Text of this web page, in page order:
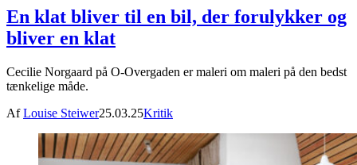
En klat bliver til en bil, der forulykker og
bliver en klat
Cecilie Norgaard på O-Overgaden er maleri om maleri på den bedst
tænkelige måde.
AfLouise Steiwer25.03.25Kritik